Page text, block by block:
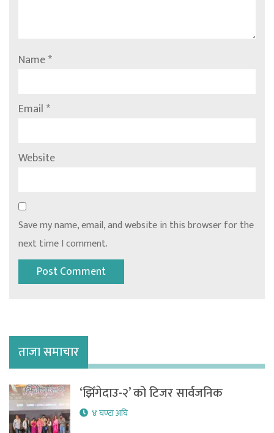
Name*
Email*
Website
Save my name, email, and website in this browser for the
next time I comment.
ताजा समाचार
‘झिँगेदाउ-२’ को टिजर सार्वजनिक
४ घण्टा अघि